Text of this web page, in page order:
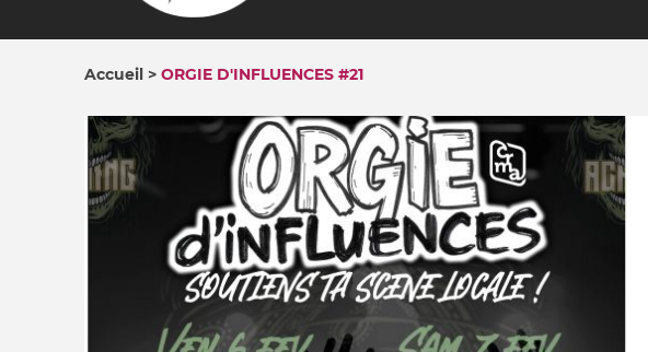
FIL
D'ARIANE
Accueil ORGIE D'INFLUENCES #21